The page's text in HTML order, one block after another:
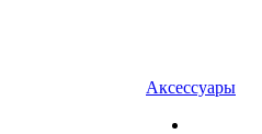
Аксессуары